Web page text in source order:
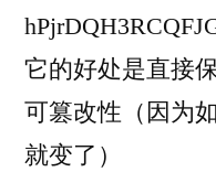
它的好处是直接
可篡改性（因为
就变了）